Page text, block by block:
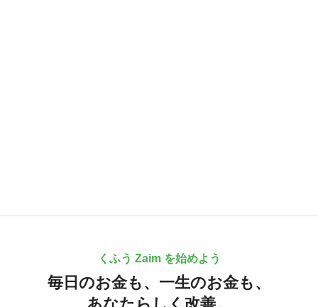
くふう Zaim を始めよう
毎日のお金も、 一生のお金も、
あなたらしく改善。